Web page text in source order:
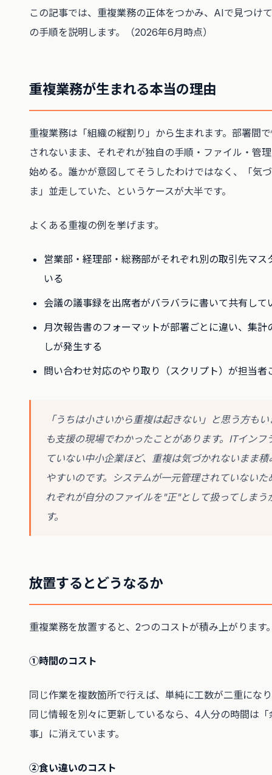
この記事では、重複業務の正体をつかみ、AIで見つけ
の手順を説明します。（2026年6月時点）
重複業務が生まれる本当の理由
重複業務は「組織の縦割り」から生まれます。部署間
されないまま、それぞれが独自の手順・ファイル・管
始める。誰かが意図してそうしたわけではなく、「気
ま」並走していた、というケースが大半です。
よくある重複の例を挙げます。
営業部・経理部・総務部がそれぞれ別の取引先マス
いる
会議の議事録を出席者がバラバラに書いて共有して
月次報告書のフォーマットが部署ごとに違い、集計
しが発生する
問い合わせ対応のやり取り（スクリプト）が担当者
「うちは小さいから重複は起きない」と思う方もい
も支援の現場でわかったことがあります。ITインフ
ていない中小企業ほど、重複は気づかれないまま積
やすいのです。システムが一元管理されていないた
れぞれが自分のファイルを"正"として扱ってしまう
す。
放置するとどうなるか
重複業務を放置すると、2つのコストが積み上がります
①時間のコスト
同じ作業を複数箇所で行えば、単純に工数が二重にな
同じ情報を別々に更新しているなら、4人分の時間は「
事」に消えています。
②食い違いのコスト